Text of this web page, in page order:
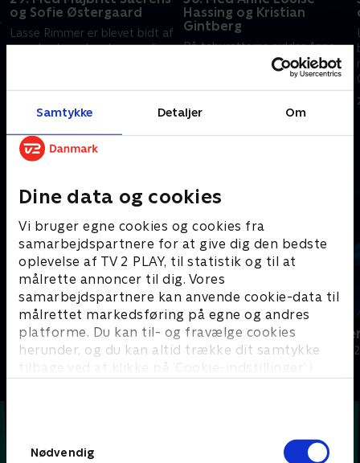
Samtykke Detaljer Om
Dine data og cookies
Vi bruger egne cookies og cookies fra
samarbejdspartnere for at give dig den bedste
oplevelse af TV 2 PLAY, til statistik og til at
målrette annoncer til dig. Vores
samarbejdspartnere kan anvende cookie-data til
målrettet markedsføring på egne og andres
platforme. Du kan til- og fravælge cookies
herunder, og du kan altid trække dit samtykke
tilbage ved at klikke på ’Cookie-indstillinger’ i
Nødvendig
og Sofie Østergaard
Lasse Rimmer er blevet bidt af
en gal cobra - han har nemlig
Men hvad koster de
overhovedet?
Hassing og Kristian
Gintberg
På taburetterne sidder Anne
Louise Hassing og Kristian
Gintberg klar til at gætte,
vurdere, grine og krejle -
selvfølgelig sammen med et
par holdkaptajner.
27. september 2022 • 29 min
Andre så også
24 stjerners julikalender
TV-Shows • 1 sæsoner
Hvem vil
Quiz-shows •